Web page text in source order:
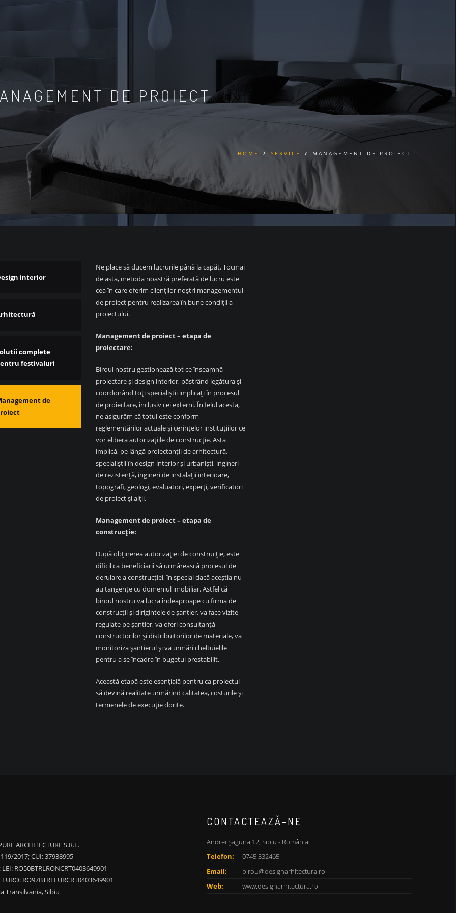
DE PROIECT
HOME / SERVICE / MANAGEMENT DE PROIECT
interior
complete
festivaluri
de
Ne place să ducem lucrurile până la capăt. Tocmai
de asta, metoda noastră preferată de lucru este
cea în care oferim clienților noștri managementul
de proiect pentru realizarea în bune condiții a
proiectului.
Management de proiect – etapa de
proiectare:
Biroul nostru gestionează tot ce înseamnă
proiectare și design interior, păstrând legătura și
coordonând toți specialiștii implicați în procesul
de proiectare, inclusiv cei externi. În felul acesta,
ne asigurăm că totul este conform
reglementărilor actuale și cerințelor instituțiilor ce
vor elibera autorizațiile de construcție. Asta
implică, pe lângă proiectanții de arhitectură,
specialiștii în design interior și urbaniști, ingineri
de rezistență, ingineri de instalații interioare,
topografi, geologi, evaluatori, experți, verificatori
de proiect și alții.
Management de proiect – etapa de
construcție:
După obținerea autorizației de construcție, este
dificil ca beneficiarii să urmărească procesul de
derulare a construcției, în special dacă aceștia nu
au tangențe cu domeniul imobiliar. Astfel că
biroul nostru va lucra îndeaproape cu firma de
construcții și dirigintele de șantier, va face vizite
regulate pe șantier, va oferi consultanță
constructorilor și distribuitorilor de materiale, va
monitoriza șantierul și va urmări cheltuielile
pentru a se încadra în bugetul prestabilit.
Această etapă este esențială pentru ca proiectul
să devină realitate urmărind calitatea, costurile și
termenele de execuție dorite.
ARCHITECTURE S.R.L.
2017; CUI: 37938995
RO50BTRLRONCRT0403649901
RO97BTRLEURCRT0403649901
Transilvania, Sibiu
CONTACTEAZĂ-NE
Andrei Șaguna 12, Sibiu - România
Telefon:
0745 332465
Email:
birou@designarhitectura.ro
Web:
www.designarhitectura.ro